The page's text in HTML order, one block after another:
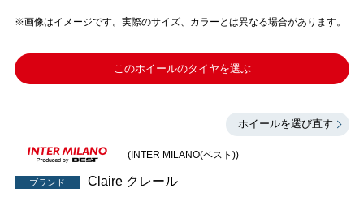
※画像はイメージです。実際のサイズ、カラーとは異なる場合があります。
このホイールのタイヤを選ぶ
ホイールを選び直す
(INTER MILANO(ベスト))
ブランド Claire クレール